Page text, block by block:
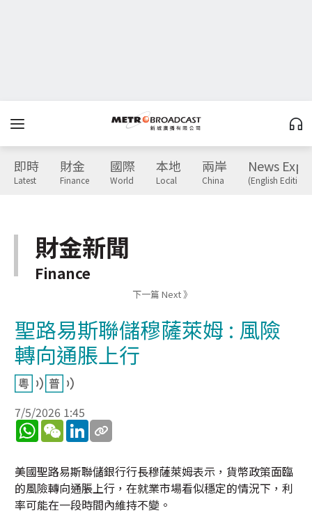
即時
Latest
財金
Finance
國際
World
本地
Local
兩岸
China
News
(English Edition)
財金新聞
Finance
下一篇 Next 》
聖路易斯聯儲穆薩萊姆 : 風險
轉向通脹上行
7/5/2026 1:45
WhatsApp
WeChatLinkedIn
美國聖路易斯聯儲銀行行長穆薩萊姆表示，貨幣政策面臨
的風險轉向通脹上行，在就業市場看似穩定的情況下，利
率可能在一段時間內維持不變。